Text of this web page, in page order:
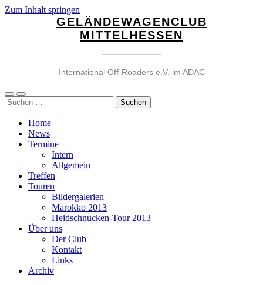
Zum Inhalt springen
GELÄNDEWAGENCLUB
MITTELHESSEN
International Off-Roaders e.V. im ADAC
Mobile-
Menü
Suchfeld
ein-/ausblenden
Suchen
nach:
Home
News
Termine
Intern
Allgemein
Treffen
Touren
Bildergalerien
Marokko 2013
Heidschnucken-Tour 2013
Über uns
Der Club
Kontakt
Links
Archiv